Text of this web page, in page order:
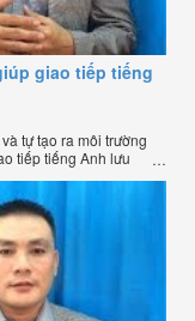
giao tiếp tiếng
tự tạo ra môi trường
tiếp tiếng Anh lưu
sáng lập
chặt chẽ nhất thế